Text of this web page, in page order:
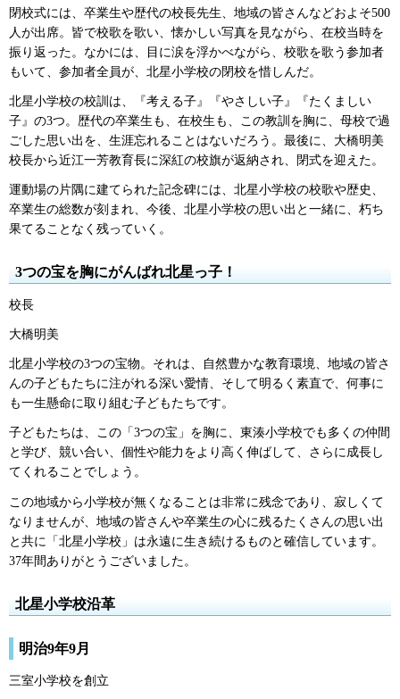
閉校式には、卒業生や歴代の校長先生、地域の皆さんなどおよそ500
人が出席。皆で校歌を歌い、懐かしい写真を見ながら、在校当時を
振り返った。なかには、目に涙を浮かべながら、校歌を歌う参加者
もいて、参加者全員が、北星小学校の閉校を惜しんだ。
北星小学校の校訓は、『考える子』『やさしい子』『たくましい
子』の3つ。歴代の卒業生も、在校生も、この教訓を胸に、母校で過
ごした思い出を、生涯忘れることはないだろう。最後に、大橋明美
校長から近江一芳教育長に深紅の校旗が返納され、閉式を迎えた。
運動場の片隅に建てられた記念碑には、北星小学校の校歌や歴史、
卒業生の総数が刻まれ、今後、北星小学校の思い出と一緒に、朽ち
果てることなく残っていく。
3つの宝を胸にがんばれ北星っ子！
校長
大橋明美
北星小学校の3つの宝物。それは、自然豊かな教育環境、地域の皆さ
んの子どもたちに注がれる深い愛情、そして明るく素直で、何事に
も一生懸命に取り組む子どもたちです。
子どもたちは、この「3つの宝」を胸に、東湊小学校でも多くの仲間
と学び、競い合い、個性や能力をより高く伸ばして、さらに成長し
てくれることでしょう。
この地域から小学校が無くなることは非常に残念であり、寂しくて
なりませんが、地域の皆さんや卒業生の心に残るたくさんの思い出
と共に「北星小学校」は永遠に生き続けるものと確信しています。
37年間ありがとうございました。
北星小学校沿革
明治9年9月
三室小学校を創立